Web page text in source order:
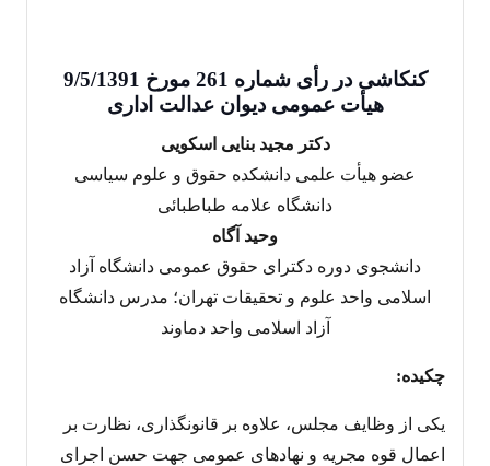
کنکاشی در رأی شماره 261 مورخ 9/5/1391
هیأت عمومی دیوان عدالت اداری
دکتر مجید بنایی اسکویی
عضو هیأت علمی دانشکده حقوق و علوم سیاسی
دانشگاه علامه طباطبائی
وحید آگاه
دانشجوی دوره دکترای حقوق عمومی دانشگاه آزاد
اسلامی واحد علوم و تحقیقات تهران؛ مدرس دانشگاه
آزاد اسلامی واحد دماوند
چکیده:
یکی از وظایف مجلس، علاوه بر قانونگذاری، نظارت بر
اعمال قوه مجریه و نهادهای عمومی جهت حسن اجرای